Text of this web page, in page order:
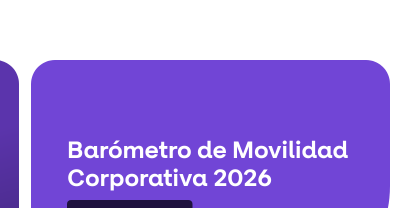
Barómetro de Movilidad
Corporativa 2026